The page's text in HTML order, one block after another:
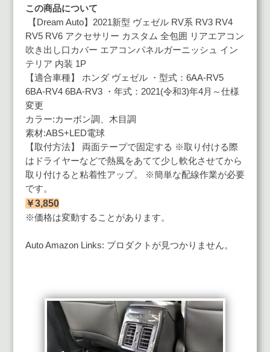
この商品について
【Dream Auto】2021新型 ヴェゼル RV系 RV3 RV4
RV5 RV6 アクセサリー カスタム 全包囲 リアエアコン
吹き出し口カバー エアコンパネルガーニッシュ イン
テリア 内装 1P
【適合車種】 ホンダ ヴェゼル ・型式：6AA-RV5
6BA-RV4 6BA-RV3 ・年式：2021(令和3)年4月～仕様
変更
カラー:カーボン調、木目調
素材:ABS+LED電球
【取付方法】 両面テープで固定する ※取り付ける際
はドライヤーなどで熱風をあてて少し軟化させてから
取り付けると粘着性アップ。 ※簡単な配線作業が必要
です。
￥3,850
※価格は変動することがあります。
Auto Amazon Links: プロダクトが見つかりません。